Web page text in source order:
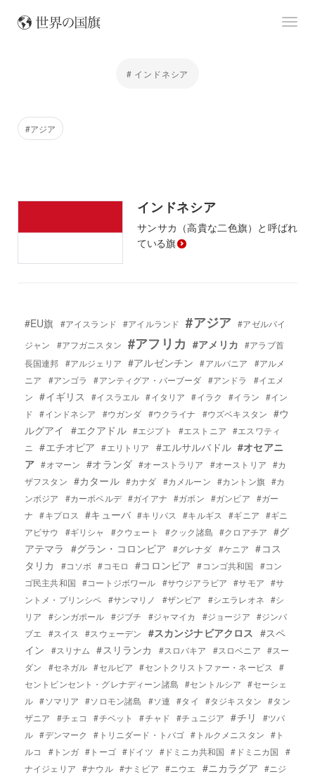
# インドネシア
#アジア
インドネシア
サンサカ（高貴な二色旗）と呼ばれ
ている旗
#EU旗 #アイスランド #アイルランド #アジア #アゼルバイ
ジャン
#アフガニスタン #アフリカ #アメリカ #アラブ首
長国連邦 #アルジェリア #アルゼンチン #アルバニア
#アルメ
ニア
#アンゴラ #アンティグア・バーブーダ #アンドラ
#イエメ
ン
#イギリス #イスラエル #イタリア #イラク #イラン #イン
ド
#インドネシア #ウガンダ #ウクライナ #ウズベキスタン
#ウ
ルグアイ #エクアドル #エジプト #エストニア #エスワティ
ニ
#エチオピア #エリトリア #エルサルバドル #オセアニ
ア #オマーン #オランダ #オーストラリア #オーストリア #カ
ザフスタン #カタール #カナダ #カメルーン #カントン旗 #カ
ンボジア
#カーボベルデ #ガイアナ #ガボン #ガンビア #ガー
ナ
#キプロス #キューバ #キリバス #キルギス #ギニア #ギニ
アビサウ
#ギリシャ #クウェート #クック諸島 #クロアチア
#グ
アテマラ #グラン・コロンビア #グレナダ #ケニア
#コス
タリカ
#コソボ #コモロ #コロンビア #コンゴ共和国
#コン
ゴ民主共和国 #コートジボワール #サウジアラビア #サモア #サ
ントメ・プリンシペ #サンマリノ #ザンビア #シエラレオネ #シ
リア
#シンガポール #ジブチ #ジャマイカ #ジョージア #ジンバ
ブエ
#スイス #スウェーデン #スカンジナビアクロス #スペ
イン
#スリナム #スリランカ #スロバキア #スロベニア #スー
ダン
#セネガル #セルビア #セントクリストファー・ネービス
#
セントビンセント・グレナディーン諸島 #セントルシア
#セーシェ
ル #ソマリア #ソロモン諸島 #ソ連 #タイ #タジキスタン
#タン
ザニア
#チェコ #チベット #チャド #チュニジア #チリ
#ツバ
ル #デンマーク #トリニダード・トバゴ #トルクメニスタン #ト
ルコ
#トンガ #トーゴ #ドイツ #ドミニカ共和国 #ドミニカ国
#
ナイジェリア #ナウル #ナミビア #ニウエ #ニカラグア #ニジ